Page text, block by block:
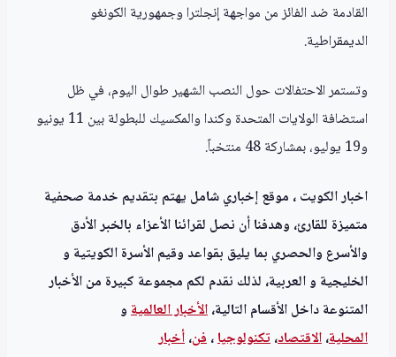
القادمة ضد الفائز من مواجهة إنجلترا وجمهورية الكونغو
الديمقراطية.
وتستمر الاحتفالات حول النصب الشهير طوال اليوم، في ظل
استضافة الولايات المتحدة وكندا والمكسيك للبطولة بين 11 يونيو
و19 يوليو، بمشاركة 48 منتخباً.
اخبار الكويت ، موقع إخباري شامل يهتم بتقديم خدمة صحفية
متميزة للقارئ، وهدفنا أن نصل لقرائنا الأعزاء بالخبر الأدق
والأسرع والحصري بما يليق بقواعد وقيم الأسرة الكويتية و
الخليجية و العربية، لذلك نقدم لكم مجموعة كبيرة من الأخبار
المتنوعة داخل الأقسام التالية،الأخبار العالميةو
المحلية،الاقتصاد،تكنولوجيا،فن،أخبار